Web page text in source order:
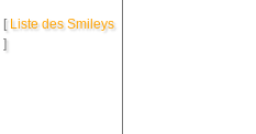
[ Liste des Smileys
]